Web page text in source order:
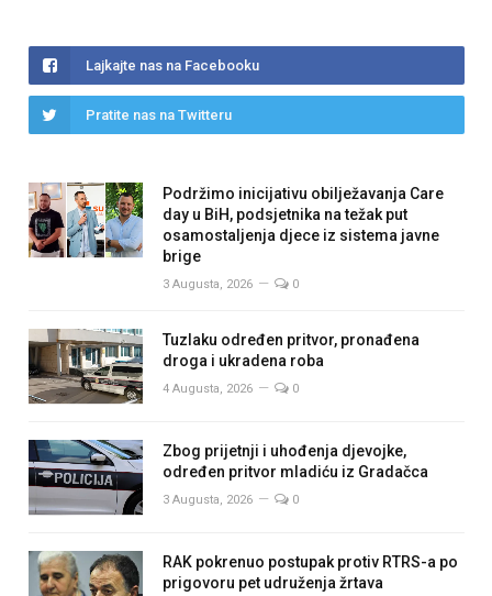
Lajkajte nas na Facebooku
Pratite nas na Twitteru
Podržimo inicijativu obilježavanja Care
day u BiH, podsjetnika na težak put
osamostaljenja djece iz sistema javne
brige
3 Augusta, 2026 0
Tuzlaku određen pritvor, pronađena
droga i ukradena roba
4 Augusta, 2026 0
Zbog prijetnji i uhođenja djevojke,
određen pritvor mladiću iz Gradačca
3 Augusta, 2026 0
RAK pokrenuo postupak protiv RTRS-a po
prigovoru pet udruženja žrtava